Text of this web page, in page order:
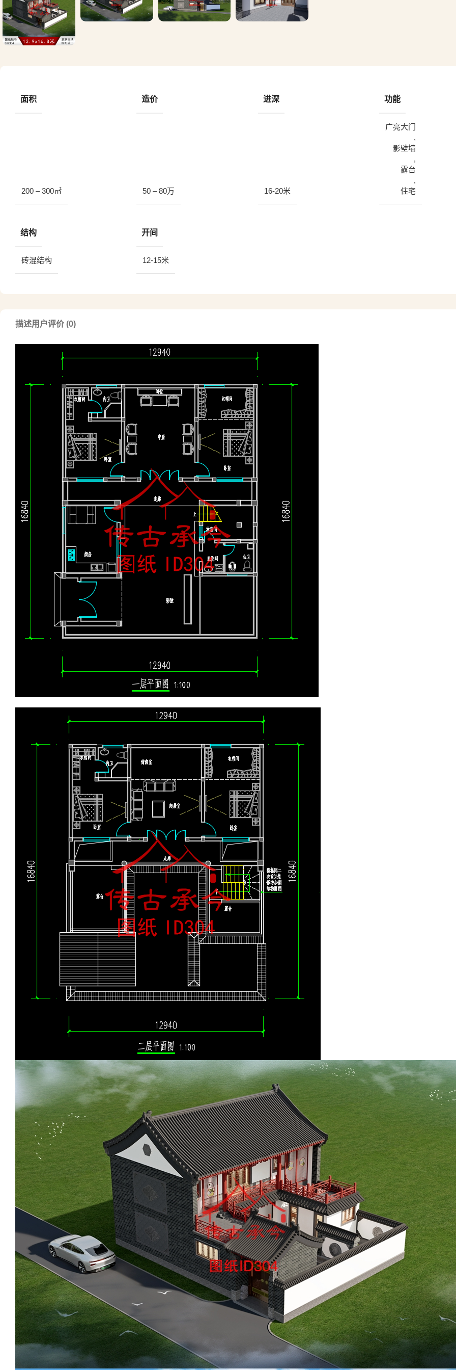
面积
200 – 300㎡
造价
50 – 80万
进深
16-20米
功能
广亮大门
,
影壁墙
,
露台
,
住宅
结构
砖混结构
开间
12-15米
描述用户评价 (0)